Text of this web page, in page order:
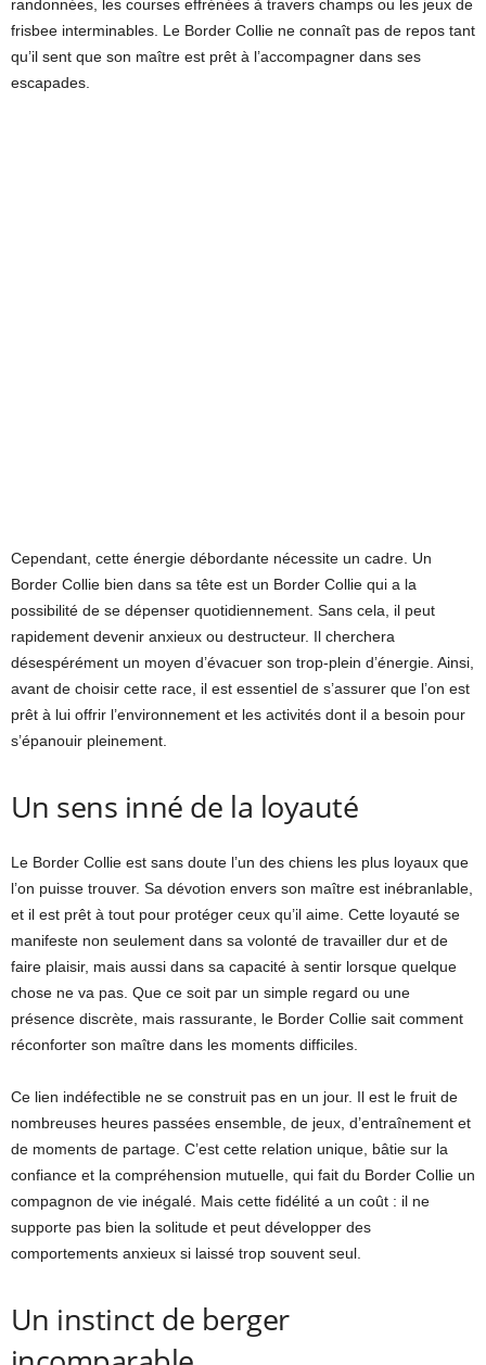
randonnées, les courses effrénées à travers champs ou les jeux de
frisbee interminables. Le Border Collie ne connaît pas de repos tant
qu’il sent que son maître est prêt à l’accompagner dans ses
escapades.
Cependant, cette énergie débordante nécessite un cadre. Un
Border Collie bien dans sa tête est un Border Collie qui a la
possibilité de se dépenser quotidiennement. Sans cela, il peut
rapidement devenir anxieux ou destructeur. Il cherchera
désespérément un moyen d’évacuer son trop-plein d’énergie. Ainsi,
avant de choisir cette race, il est essentiel de s’assurer que l’on est
prêt à lui offrir l’environnement et les activités dont il a besoin pour
s’épanouir pleinement.
Un sens inné de la loyauté
Le Border Collie est sans doute l’un des chiens les plus loyaux que
l’on puisse trouver. Sa dévotion envers son maître est inébranlable,
et il est prêt à tout pour protéger ceux qu’il aime. Cette loyauté se
manifeste non seulement dans sa volonté de travailler dur et de
faire plaisir, mais aussi dans sa capacité à sentir lorsque quelque
chose ne va pas. Que ce soit par un simple regard ou une
présence discrète, mais rassurante, le Border Collie sait comment
réconforter son maître dans les moments difficiles.
Ce lien indéfectible ne se construit pas en un jour. Il est le fruit de
nombreuses heures passées ensemble, de jeux, d’entraînement et
de moments de partage. C’est cette relation unique, bâtie sur la
confiance et la compréhension mutuelle, qui fait du Border Collie un
compagnon de vie inégalé. Mais cette fidélité a un coût : il ne
supporte pas bien la solitude et peut développer des
comportements anxieux si laissé trop souvent seul.
Un instinct de berger